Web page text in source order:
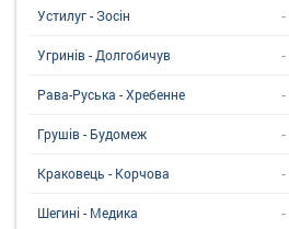
Устилуг - Зосін -
Угринiв - Долгобичув -
Рава-Руська - Хребенне -
Грушів - Будомеж -
Краковець - Корчова -
Шегині - Медика -